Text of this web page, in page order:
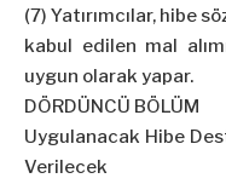
(7) Yatırımcılar, hibe
kabul edilen mal
uygun olarak yapar.
DÖRDÜNCÜ BÖLÜM
Uygulanacak Hibe
Verilecek